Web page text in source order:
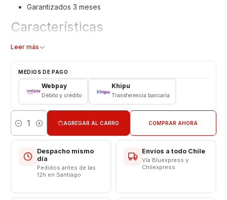
Garantizados 3 meses
Características
Flex Volumen - Mute
Somos VENTAS ELECTRONICAS
Leer más
MEDIOS DE PAGO
Webpay
Débito y crédito
Khipu
Transferencia bancaria
Cantidad
AGREGAR AL CARRO COMPRAR AHORA
Despacho mismo
día
Pedidos antes de las
12h en Santiago
Envíos a todo Chile
Vía Bluexpress y
Chilexpress